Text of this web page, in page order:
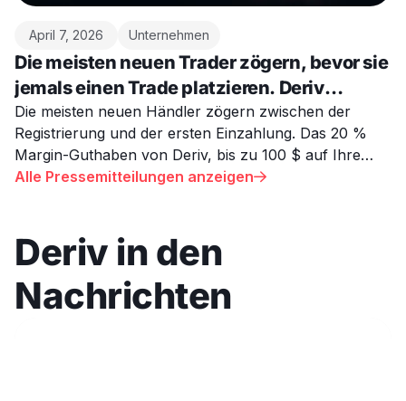
April 7, 2026 Unternehmen
Die meisten neuen Trader zögern, bevor sie
jemals einen Trade platzieren. Deriv
versucht, das zu ändern.
Die meisten neuen Händler zögern zwischen der
Registrierung und der ersten Einzahlung. Das 20 %
Margin-Guthaben von Deriv, bis zu 100 $ auf Ihre
erste MT5-Überweisung, ist darauf ausgelegt, dies zu
Alle Pressemitteilungen anzeigen
Deriv in den
Nachrichten